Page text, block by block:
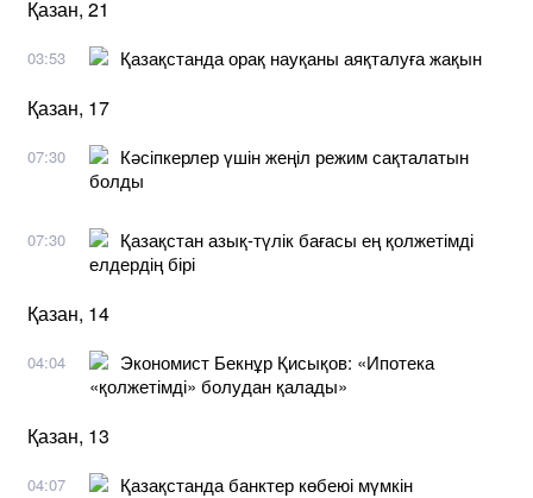
Қазан, 21
03:53 Қазақстанда орақ науқаны аяқталуға жақын
Қазан, 17
07:30
Кәсіпкерлер үшін жеңіл режим сақталатын
болды
07:30
Қазақстан азық-түлік бағасы ең қолжетімді
елдердің бірі
Қазан, 14
04:04
Экономист Бекнұр Қисықов: «Ипотека
«қолжетімді» болудан қалады»
Қазан, 13
04:07 Қазақстанда банктер көбеюі мүмкін